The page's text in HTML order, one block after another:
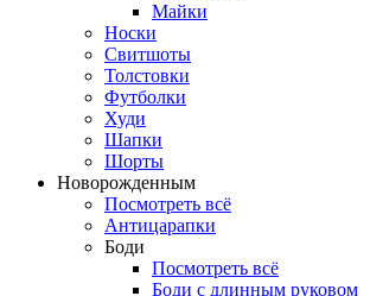
Майки
Носки
Свитшоты
Толстовки
Футболки
Худи
Шапки
Шорты
Новорожденным
Посмотреть всё
Антицарапки
Боди
Посмотреть всё
Боди с длинным руковом